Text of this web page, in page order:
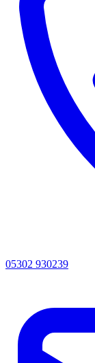
05302 930239